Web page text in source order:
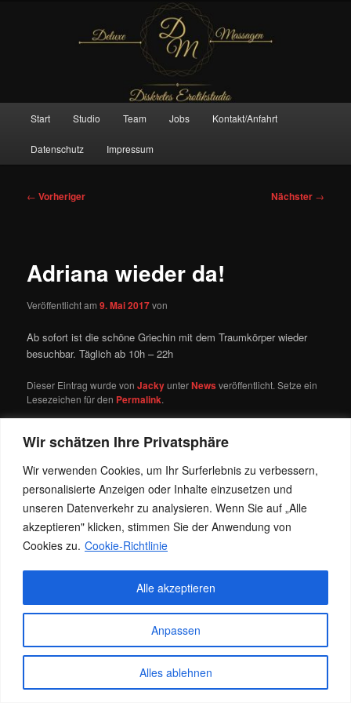
Wir schätzen Ihre Privatsphäre
Wir verwenden Cookies, um Ihr Surferlebnis zu verbessern,
personalisierte Anzeigen oder Inhalte einzusetzen und
unseren Datenverkehr zu analysieren. Wenn Sie auf „Alle
akzeptieren" klicken, stimmen Sie der Anwendung von
Cookies zu. Cookie-Richtlinie
Anpassen
Alles ablehnen
Alle akzeptieren
Deluxe Massagen And More
Start Studio Team Jobs Kontakt/Anfahrt
Datenschutz Impressum
Beitragsnavigation
← Vorheriger Nächster →
Adriana wieder da!
Veröffentlicht am9. Mai 2017von
Ab sofort ist die schöne Griechin mit dem Traumkörper wieder
besuchbar. Täglich ab 10h – 22h
Dieser Eintrag wurde vonJackyunterNewsveröffentlicht. Setze ein
Lesezeichen für den Permalink.
Stolz präsentiert von WordPress